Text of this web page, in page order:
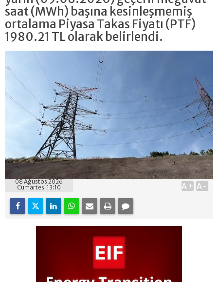
saat (MWh) başına kesinleşmemiş
ortalama Piyasa Takas Fiyatı (PTF)
1980.21 TL olarak belirlendi.
08 Ağustos 2026
Cumartesi 13:10
A+ A-